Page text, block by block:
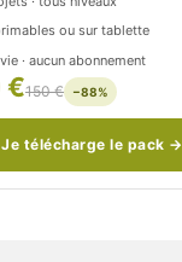
o
n
c
o
ou sur tablette
· aucun abonnement
€150 € −88%
Je télécharge le pack →